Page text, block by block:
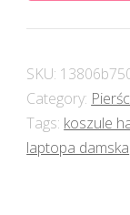
SKU:
Category:
Tags: koszule
laptopa damska